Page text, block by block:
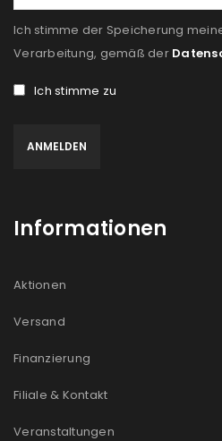
Ich stimme der Speicherung
Verarbeitung, gemäß der
Ich stimme zu
Informationen
Aktionen
Versand
Finanzierung
Filiale & Kontakt
Veranstaltungen